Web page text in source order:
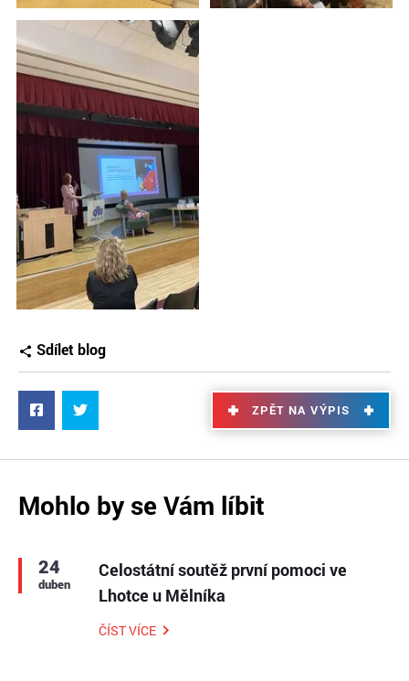
Sdílet blog
ZPĚT NA VÝPIS
Mohlo by se Vám líbit
24
duben
Celostátní soutěž první pomoci ve
Lhotce u Mělníka
ČÍST VÍCE